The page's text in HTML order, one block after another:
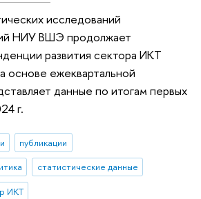
исследований
НИУ ВШЭ продолжает
развития сектора ИКТ
основе ежеквартальной
данные по итогам первых
г.
публикации
статистические данные
ИКТ